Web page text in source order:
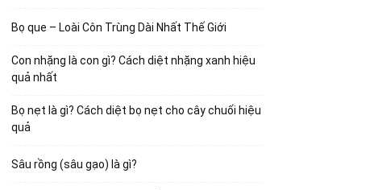
Bọ que – Loài Côn Trùng Dài Nhất Thế Giới
Con nhặng là con gì? Cách diệt nhặng xanh hiệu
quả nhất
Bọ nẹt là gì? Cách diệt bọ nẹt cho cây chuối hiệu
quả
Sâu rồng (sâu gạo) là gì?